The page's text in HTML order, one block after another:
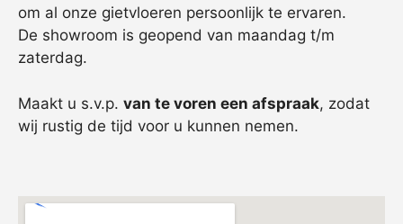
om al onze gietvloeren persoonlijk te ervaren.
De showroom is geopend van maandag t/m
zaterdag.
Maakt u s.v.p. van te voren een afspraak, zodat
wij rustig de tijd voor u kunnen nemen.